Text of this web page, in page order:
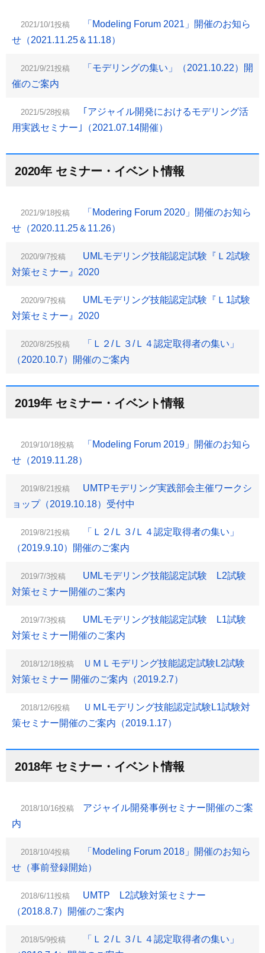
2021/10/1投稿
「Modeling Forum 2021」開催のお知ら
せ（2021.11.25＆11.18）
2021/9/21投稿
「モデリングの集い」（2021.10.22）開
催のご案内
2021/5/28投稿
｢アジャイル開発におけるモデリング活
用実践セミナー｣（2021.07.14開催）
2020年 セミナー・イベント情報
2021/9/18投稿
「Modering Forum 2020」開催のお知ら
せ（2020.11.25＆11.26）
2020/9/7投稿
UMLモデリング技能認定試験『Ｌ2試験
対策セミナー』2020
2020/9/7投稿
UMLモデリング技能認定試験『Ｌ1試験
対策セミナー』2020
2020/8/25投稿
「Ｌ２/Ｌ３/Ｌ４認定取得者の集い」
（2020.10.7）開催のご案内
2019年 セミナー・イベント情報
2019/10/18投稿
「Modeling Forum 2019」開催のお知ら
せ（2019.11.28）
2019/8/21投稿
UMTPモデリング実践部会主催ワークシ
ョップ（2019.10.18）受付中
2019/8/21投稿
「Ｌ２/Ｌ３/Ｌ４認定取得者の集い」
（2019.9.10）開催のご案内
2019/7/3投稿
UMLモデリング技能認定試験 L2試験
対策セミナー開催のご案内
2019/7/3投稿
UMLモデリング技能認定試験 L1試験
対策セミナー開催のご案内
2018/12/18投稿
ＵＭＬモデリング技能認定試験Ⅼ2試験
対策セミナー 開催のご案内（2019.2.7）
2018/12/6投稿
ＵＭLモデリング技能認定試験L1試験対
策セミナー開催のご案内（2019.1.17）
2018年 セミナー・イベント情報
2018/10/16投稿
アジャイル開発事例セミナー開催のご案
内
2018/10/4投稿
「Modeling Forum 2018」開催のお知ら
せ（事前登録開始）
2018/6/11投稿
UMTP L2試験対策セミナー
（2018.8.7）開催のご案内
2018/5/9投稿
「Ｌ２/Ｌ３/Ｌ４認定取得者の集い」